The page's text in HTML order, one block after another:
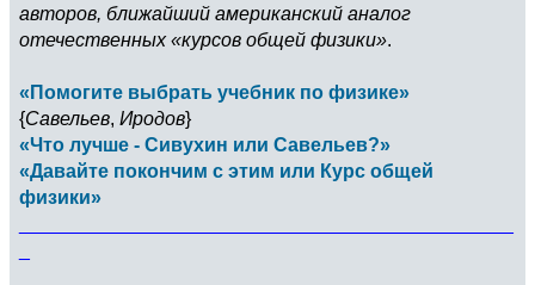
авторов, ближайший американский аналог
отечественных «курсов общей физики».
«Помогите выбрать учебник по физике»
{Савельев, Иродов}
«Что лучше - Сивухин или Савельев?»
«Давайте покончим с этим или Курс общей
физики»